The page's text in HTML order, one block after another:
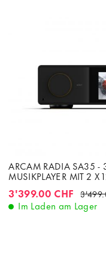
ARCAM RADIA SA35 -
MUSIKPLAYER MIT 2 X
3'399.00 CHF
Im Laden am Lager